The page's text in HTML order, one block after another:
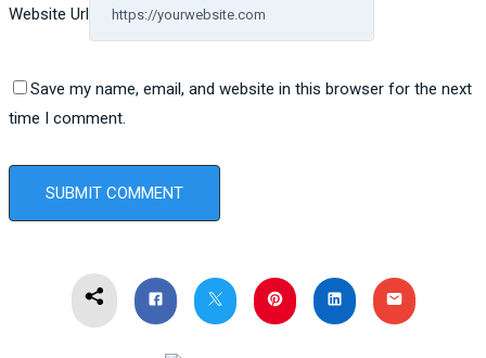
Website Url
Save my name, email, and website in this browser for the next
time I comment.